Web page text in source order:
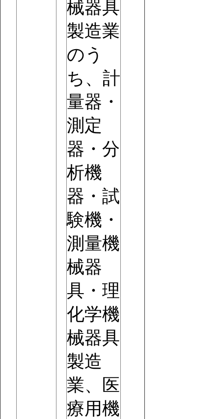
械器具
製造業
のう
ち、計
量器・
測定
器・分
析機
器・試
験機・
測量機
械器
具・理
化学機
械器具
製造
業、医
療用機